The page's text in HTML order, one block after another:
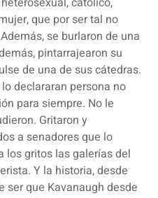
que por ser tal no
se burlaron de una
pintarrajearon su
de una de sus cátedras.
declararan persona no
para siempre. No le
Gritaron y
a senadores que lo
los gritos las galerías del
Y la historia, desde
ser que Kavanaugh desde